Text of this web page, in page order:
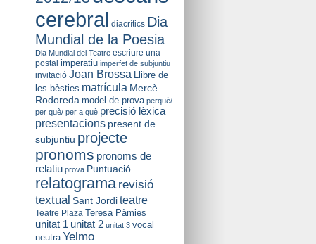
cerebral diacrítics Dia
Mundial de la Poesia
Dia Mundial del Teatre escriure una
postal imperatiu imperfet de subjuntiu
invitació Joan Brossa
Llibre de
les bèsties matrícula Mercè
Rodoreda model de prova perquè/
per què/ per a què precisió lèxica
presentacions present de
subjuntiu projecte
pronoms pronoms de
relatiu prova Puntuació
relatograma revisió
textual Sant Jordi teatre
Teatre Plaza Teresa Pàmies
unitat 1 unitat 2 unitat 3 vocal
neutra Yelmo